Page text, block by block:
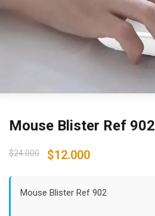
Mouse Blister Ref 902
$24.000
Original
$24.000.
$12.000Current
$12.000.
Mouse Blister Ref 902